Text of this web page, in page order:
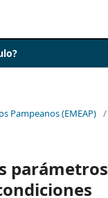
Pampeanos (EMEAP) /
parámetros